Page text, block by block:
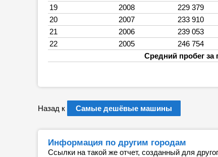
19
2008 229 379
20
2007 233 910
21
2006 239 053
22
2005 246 754
Средний пробег за
Назад к Самые дешёвые машины
Информация по другим городам
Ссылки на такой же отчет, созданный для